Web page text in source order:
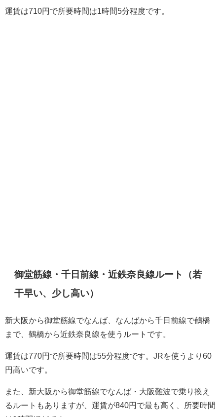
運賃は710円で所要時間は1時間5分程度です。
御堂筋線・千日前線・近鉄奈良線ルート（若
干早い、少し高い）
新大阪から御堂筋線でなんば、なんばから千日前線で鶴橋
まで、鶴橋から近鉄奈良線を使うルートです。
運賃は770円で所要時間は55分程度です。JRを使うより60
円高いです。
また、新大阪から御堂筋線でなんば・大阪難波で乗り換え
るルートもありますが、運賃が840円で最も高く、所要時間